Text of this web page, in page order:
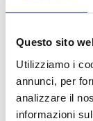
Questo sito
Utilizziamo i
annunci, per
analizzare il
informazioni